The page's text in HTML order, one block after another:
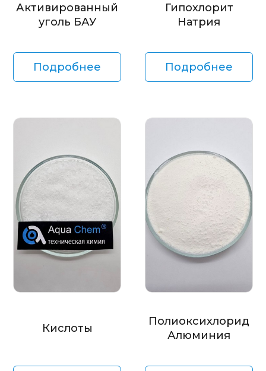
Активированный
уголь БАУ
Подробнее
Гипохлорит
Натрия
Подробнее
Кислоты
Полиоксихлорид
Алюминия